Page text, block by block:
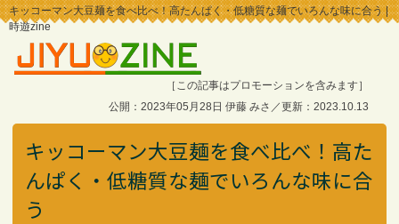
キッコーマン大豆麺を食べ比べ！高たんぱく・低糖質な麺でいろんな味に合う |
時遊zine
［この記事はプロモーションを含みます］
公開：2023年05月28日 伊藤 みさ／更新：2023.10.13
キッコーマン大豆麺を食べ比べ！高た
んぱく・低糖質な麺でいろんな味に合
う